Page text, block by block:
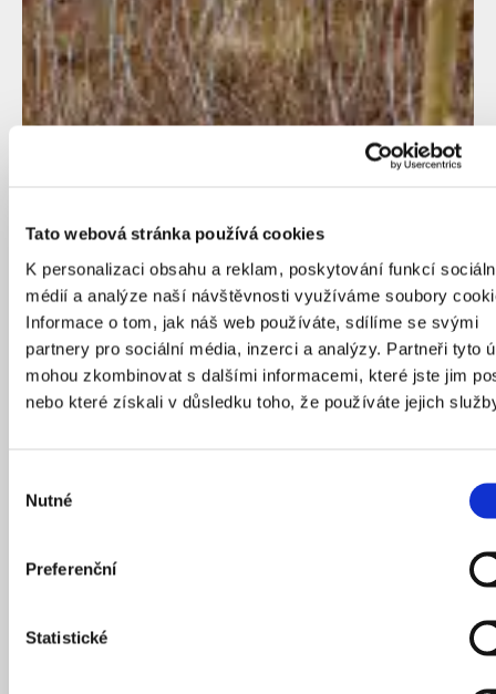
Tato webová stránka používá cookies
K personalizaci obsahu a reklam, poskytování funkcí
médií a analýze naší návštěvnosti využíváme soubory
Informace o tom, jak náš web používáte, sdílíme se svými
partnery pro sociální média, inzerci a analýzy. Partneři tyto
mohou zkombinovat s dalšími informacemi, které jste jim
nebo které získali v důsledku toho, že používáte jejich
souhlasu
Nutné
Preferenční
Statistické
Po více než 16 letech příprav byla schválena
která umožní vznik nové městské čtvrti pro až
parky i novou tramvajovou trať. Komentovaná